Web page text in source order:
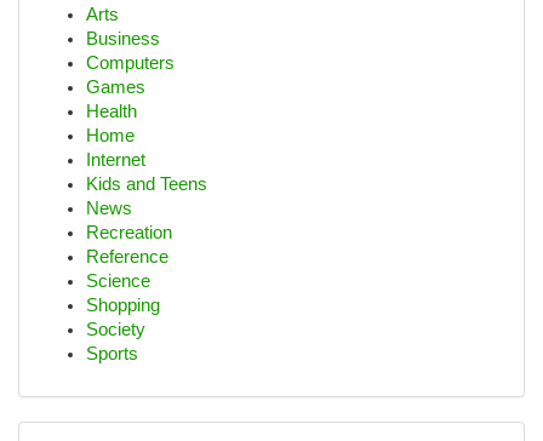
Arts
Business
Computers
Games
Health
Home
Internet
Kids and Teens
News
Recreation
Reference
Science
Shopping
Society
Sports